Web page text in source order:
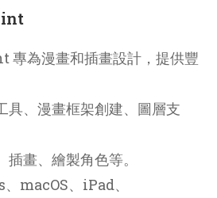
為漫畫和插畫設計，提供豐
具、漫畫框架創建、圖層支
畫、繪製角色等。
macOS、iPad、